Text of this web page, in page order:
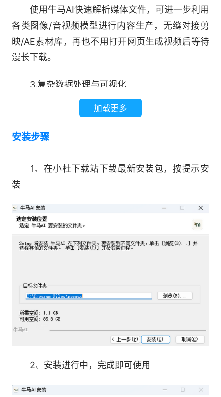
使用牛马AI快速解析媒体文件，可进一步利用
各类图像/音视频模型进行内容生产，无缝对接剪
映/AE素材库，再也不用打开网页生成视频后等待
漫长下载。
3.复杂数据处理与可视化
从Excel、SQL到图表可视化与报告生成，自
去数据分析的大量时间，精确且可控。
4.信息聚合日报
筛选高价值新闻信号，联动飞书/企业微信发送日
报。
利用牛马AI快速挖掘选题，拆解爆款素材，复
刻改写与二次创作，支持公众号自动排版发布，小
红书一键出图。
6.语音文件本地化处理
利用牛马AI的本地语音模型，快速处理日常会
议与访谈录音，进行音频文字识别与归纳整理，高
加载更多
安装步骤
1、在小杜下载站下载最新安装包，按提示安
装
2、安装进行中，完成即可使用